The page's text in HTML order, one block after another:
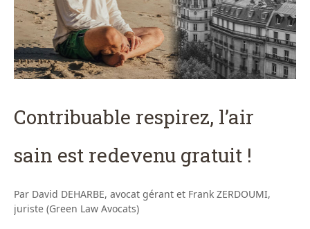
Contribuable respirez, l’air
sain est redevenu gratuit !
Par David DEHARBE, avocat gérant et Frank ZERDOUMI,
juriste (Green Law Avocats)